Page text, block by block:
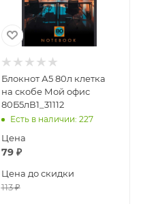
Блокнот А5 80л клетка
на скобе Мой офис
80Б5лВ1_31112
Есть в наличии: 227
Цена
79₽
Цена до скидки
113₽